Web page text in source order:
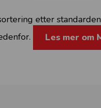
etter
Les mer om